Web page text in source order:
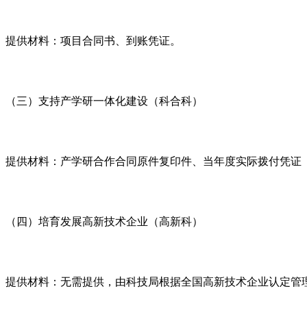
提供材料：项目合同书、到账凭证。
（三）支持产学研一体化建设（科合科）
提供材料：产学研合作合同原件复印件、当年度实际拨付凭
（四）培育发展高新技术企业（高新科）
提供材料：无需提供，由科技局根据全国高新技术企业认定